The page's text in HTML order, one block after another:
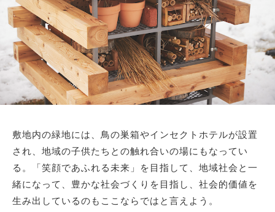
敷地内の緑地には、鳥の巣箱やインセクトホテルが設置
され、地域の子供たちとの触れ合いの場にもなってい
る。「笑顔であふれる未来」を目指して、地域社会と一
緒になって、豊かな社会づくりを目指し、社会的価値を
生み出しているのもここならではと言えよう。